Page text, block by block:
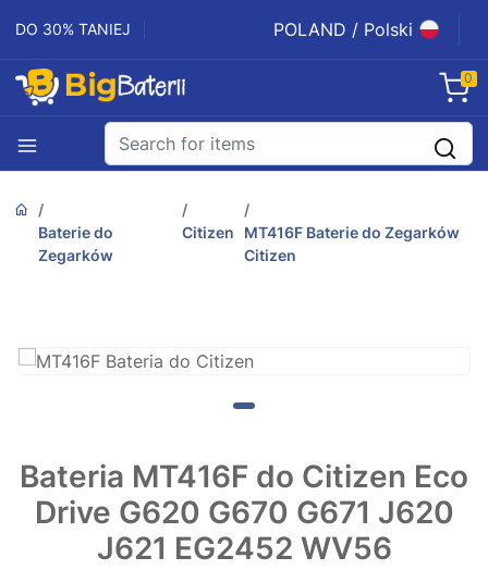
DO 30% TANIEJ POLAND / Polski
0
Baterie do
Zegarków
Citizen
MT416F Baterie do Zegarków
Citizen
Bateria MT416F do Citizen Eco
Drive G620 G670 G671 J620
J621 EG2452 WV56